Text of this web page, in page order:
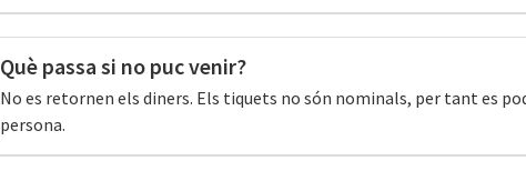
Què passa si no puc venir?
No es retornen els diners. Els tiquets no són nominals, per tant es
persona.